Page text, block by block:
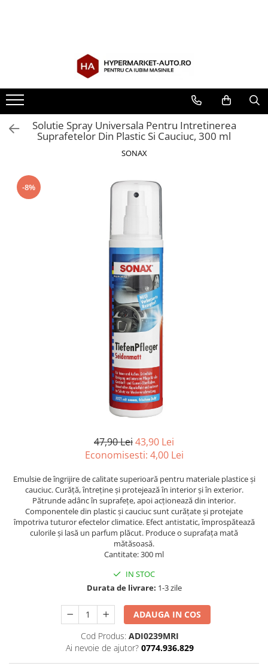
Accesorii auto obligatorii
Accesorii Iarna
Exterior Auto
Stergatoare parbriz
Interior Auto
Odorizante auto tip conserva
Odorizante auto ventilatie
Cosmetica si Detailing Auto
Jante si Anvelope
Polish Auto si Corectie Vopsea
Pre-spalare si Spuma Auto
Protectie Vopsea
Reconditionare Faruri
Solutii Curatare Exterior
Electrice si Electronice Auto
Carduri si Stick-uri de Memorie
Casti bluetooth
Solutie Spray Universala Pentru Intretinerea
Suprafetelor Din Plastic Si Cauciuc, 300 ml
SONAX
-8%
47,90 Lei43,90 Lei
Economisesti: 4,00 Lei
Emulsie de îngrijire de calitate superioară pentru materiale plastice și
cauciuc. Curăță, întreține și protejează în interior și în exterior.
Pătrunde adânc în suprafețe, apoi acționează din interior.
Componentele din plastic și cauciuc sunt curățate și protejate
împotriva tuturor efectelor climatice. Efect antistatic, împrospătează
culorile și lasă un parfum plăcut. Produce o suprafața mată
mătăsoasă.
Cantitate: 300 ml
IN STOC
Durata de livrare: 1-3 zile
ADAUGA IN COS
Cod Produs: ADI0239MRI
Ai nevoie de ajutor? 0774.936.829